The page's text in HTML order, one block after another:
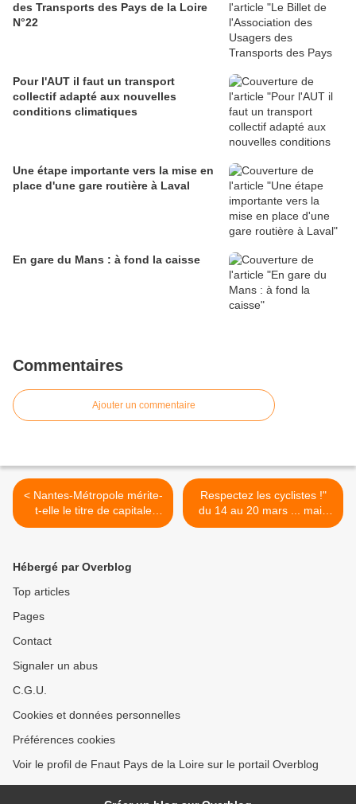
des Transports des Pays de la Loire
N°22
Pour l'AUT il faut un transport
collectif adapté aux nouvelles
conditions climatiques
Une étape importante vers la mise en
place d'une gare routière à Laval
En gare du Mans : à fond la caisse
Commentaires
Ajouter un commentaire
< Nantes-Métropole mérite-
t-elle le titre de capitale
verte de l'Europe pour 2013
Respectez les cyclistes !"
du 14 au 20 mars ... mais
aussi toute l'année ! >
Hébergé par Overblog
Top articles
Pages
Contact
Signaler un abus
C.G.U.
Cookies et données personnelles
Préférences cookies
Voir le profil de Fnaut Pays de la Loire sur le portail Overblog